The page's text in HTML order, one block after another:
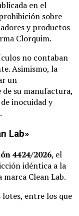
en el
sobre
y productos
Clorquim.
no contaban
Asimismo, la
un
su manufactura,
inocuidad y
Lab»
4424/2026, el
idéntica a la
Clean Lab.
lotes, entre los que